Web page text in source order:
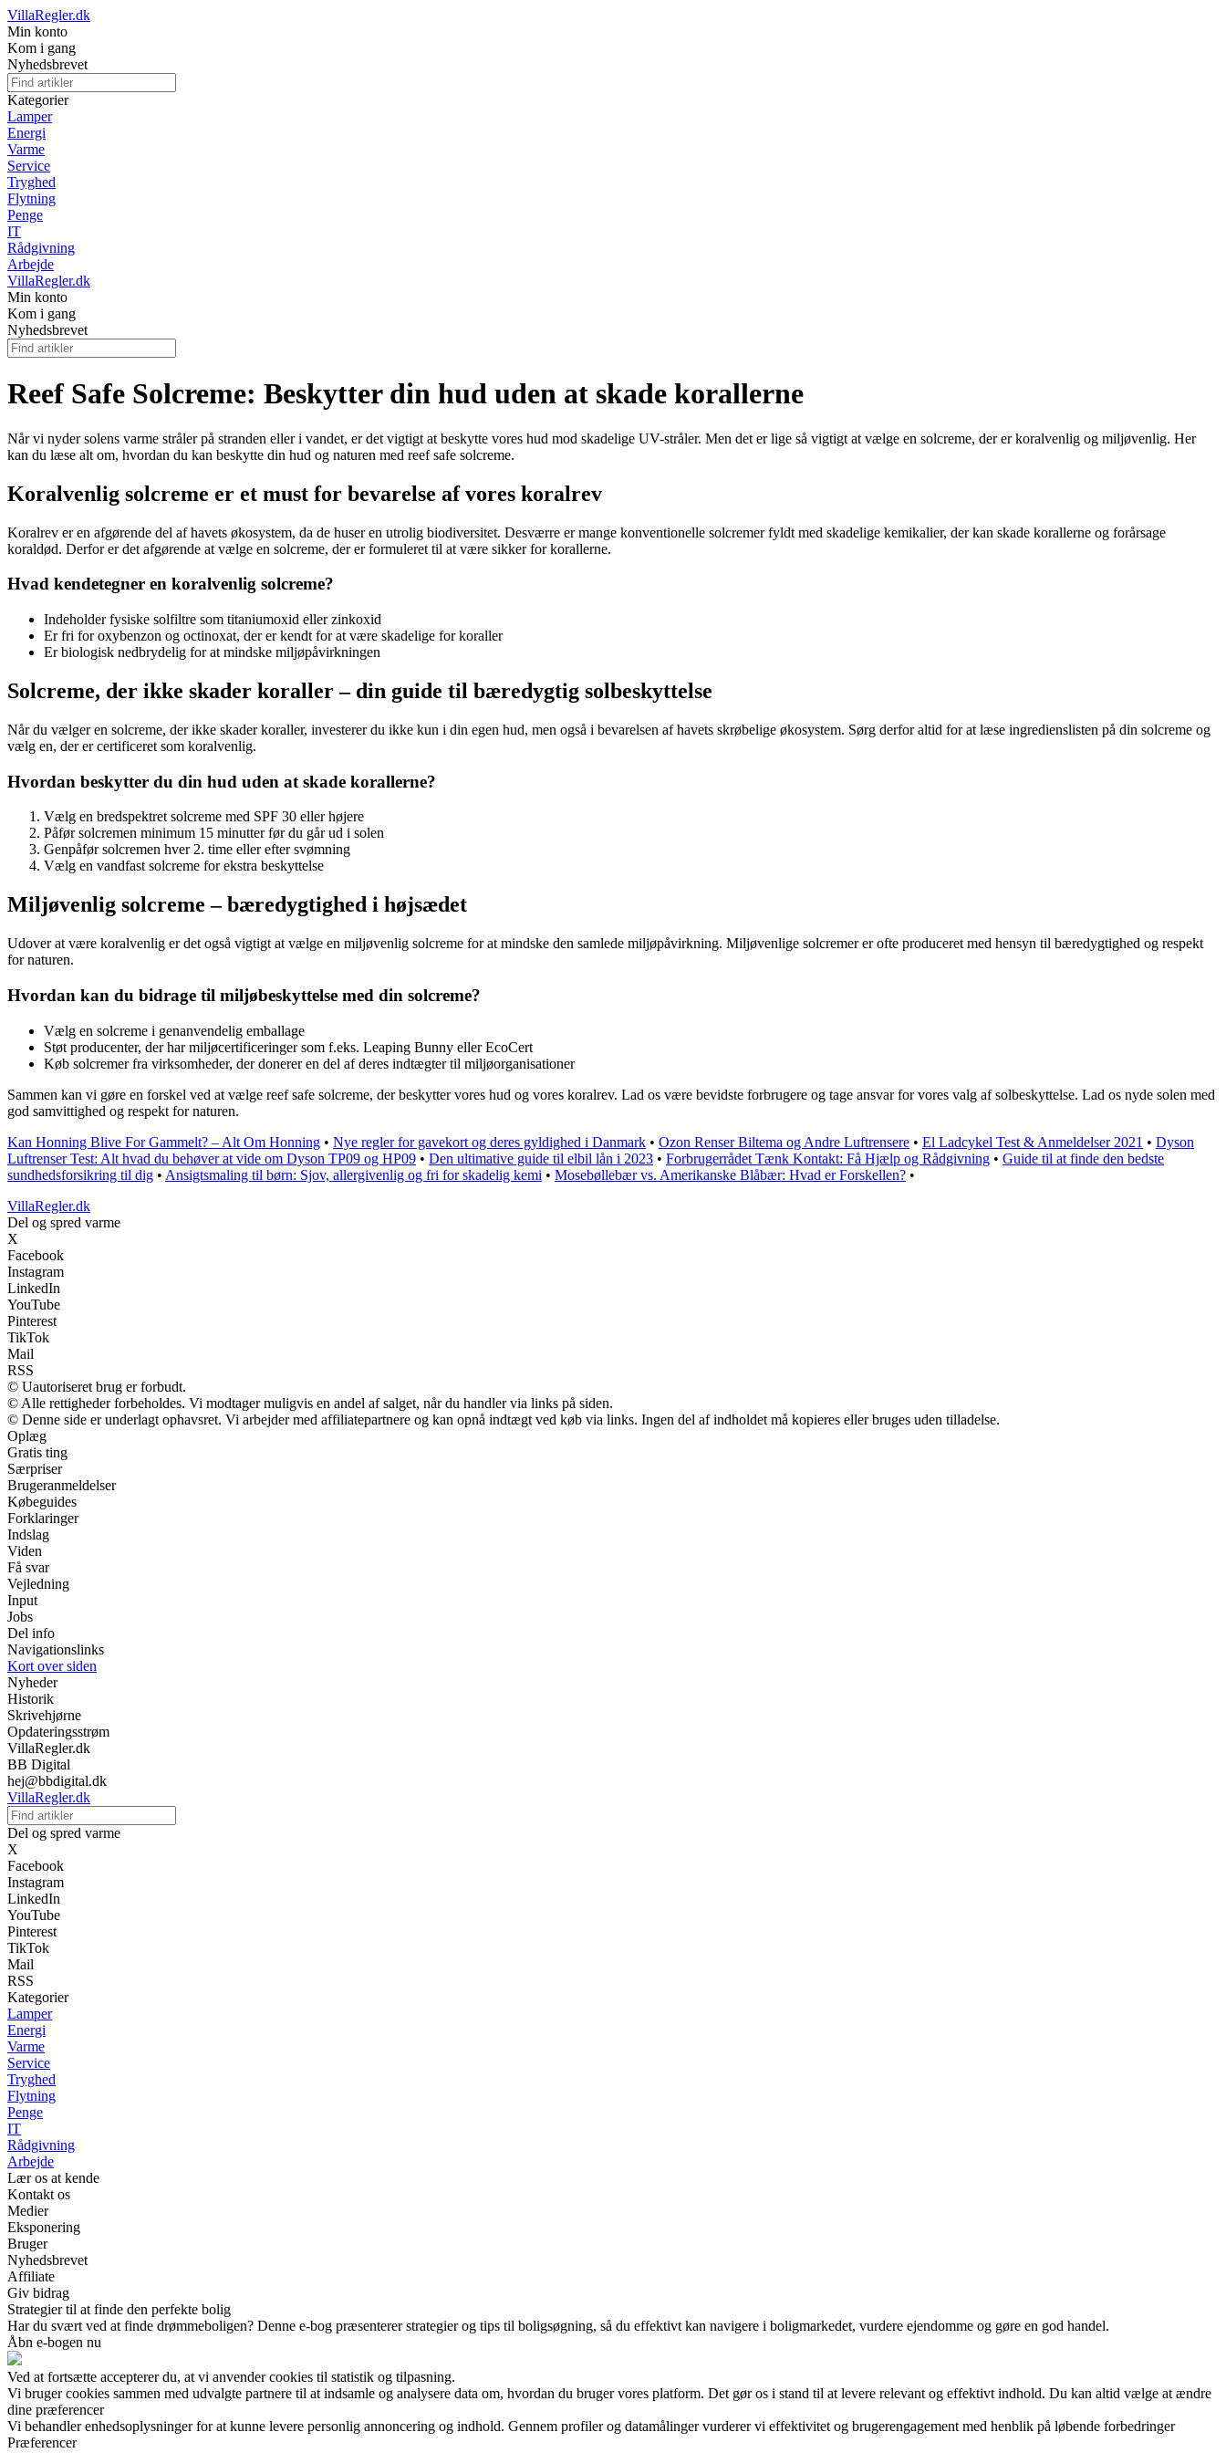
VillaRegler.dk
Min konto
Kom i gang
Nyhedsbrevet
Kategorier
Lamper
Energi
Varme
Service
Tryghed
Flytning
Penge
IT
Rådgivning
Arbejde
VillaRegler.dk
Min konto
Kom i gang
Nyhedsbrevet
Reef Safe Solcreme: Beskytter din hud uden at skade korallerne
Når vi nyder solens varme stråler på stranden eller i vandet, er det vigtigt at beskytte vores hud mod skadelige UV-stråler. Men det er lige så vigtigt at vælge en solcreme, der er koralvenlig og miljøvenlig. Her
kan du læse alt om, hvordan du kan beskytte din hud og naturen med reef safe solcreme.
Koralvenlig solcreme er et must for bevarelse af vores koralrev
Koralrev er en afgørende del af havets økosystem, da de huser en utrolig biodiversitet. Desværre er mange konventionelle solcremer fyldt med skadelige kemikalier, der kan skade korallerne og forårsage
koraldød. Derfor er det afgørende at vælge en solcreme, der er formuleret til at være sikker for korallerne.
Hvad kendetegner en koralvenlig solcreme?
Indeholder fysiske solfiltre som titaniumoxid eller zinkoxid
Er fri for oxybenzon og octinoxat, der er kendt for at være skadelige for koraller
Er biologisk nedbrydelig for at mindske miljøpåvirkningen
Solcreme, der ikke skader koraller – din guide til bæredygtig solbeskyttelse
Når du vælger en solcreme, der ikke skader koraller, investerer du ikke kun i din egen hud, men også i bevarelsen af havets skrøbelige økosystem. Sørg derfor altid for at læse ingredienslisten på din solcreme og
vælg en, der er certificeret som koralvenlig.
Hvordan beskytter du din hud uden at skade korallerne?
Vælg en bredspektret solcreme med SPF 30 eller højere
Påfør solcremen minimum 15 minutter før du går ud i solen
Genpåfør solcremen hver 2. time eller efter svømning
Vælg en vandfast solcreme for ekstra beskyttelse
Miljøvenlig solcreme – bæredygtighed i højsædet
Udover at være koralvenlig er det også vigtigt at vælge en miljøvenlig solcreme for at mindske den samlede miljøpåvirkning. Miljøvenlige solcremer er ofte produceret med hensyn til bæredygtighed og respekt
for naturen.
Hvordan kan du bidrage til miljøbeskyttelse med din solcreme?
Vælg en solcreme i genanvendelig emballage
Støt producenter, der har miljøcertificeringer som f.eks. Leaping Bunny eller EcoCert
Køb solcremer fra virksomheder, der donerer en del af deres indtægter til miljøorganisationer
Sammen kan vi gøre en forskel ved at vælge reef safe solcreme, der beskytter vores hud og vores koralrev. Lad os være bevidste forbrugere og tage ansvar for vores valg af solbeskyttelse. Lad os nyde solen med
god samvittighed og respekt for naturen.
Kan Honning Blive For Gammelt? – Alt Om Honning • Nye regler for gavekort og deres gyldighed i Danmark • Ozon Renser Biltema og Andre Luftrensere • El Ladcykel Test & Anmeldelser 2021 • Dyson
Luftrenser Test: Alt hvad du behøver at vide om Dyson TP09 og HP09 • Den ultimative guide til elbil lån i 2023 • Forbrugerrådet Tænk Kontakt: Få Hjælp og Rådgivning • Guide til at finde den bedste
sundhedsforsikring til dig • Ansigtsmaling til børn: Sjov, allergivenlig og fri for skadelig kemi • Mosebøllebær vs. Amerikanske Blåbær: Hvad er Forskellen? •
VillaRegler.dk
Del og spred varme
X
Facebook
Instagram
LinkedIn
YouTube
Pinterest
TikTok
Mail
RSS
© Uautoriseret brug er forbudt.
© Alle rettigheder forbeholdes. Vi modtager muligvis en andel af salget, når du handler via links på siden.
© Denne side er underlagt ophavsret. Vi arbejder med affiliatepartnere og kan opnå indtægt ved køb via links. Ingen del af indholdet må kopieres eller bruges uden tilladelse.
Oplæg
Gratis ting
Særpriser
Brugeranmeldelser
Købeguides
Forklaringer
Indslag
Viden
Få svar
Vejledning
Input
Jobs
Del info
Navigationslinks
Kort over siden
Nyheder
Historik
Skrivehjørne
Opdateringsstrøm
VillaRegler.dk
BB Digital
hej@bbdigital.dk
VillaRegler.dk
Del og spred varme
X
Facebook
Instagram
LinkedIn
YouTube
Pinterest
TikTok
Mail
RSS
Kategorier
Lamper
Energi
Varme
Service
Tryghed
Flytning
Penge
IT
Rådgivning
Arbejde
Lær os at kende
Kontakt os
Medier
Eksponering
Bruger
Nyhedsbrevet
Affiliate
Giv bidrag
Strategier til at finde den perfekte bolig
Har du svært ved at finde drømmeboligen? Denne e-bog præsenterer strategier og tips til boligsøgning, så du effektivt kan navigere i boligmarkedet, vurdere ejendomme og gøre en god handel.
Åbn e-bogen nu
Ved at fortsætte accepterer du, at vi anvender cookies til statistik og tilpasning.
Vi bruger cookies sammen med udvalgte partnere til at indsamle og analysere data om, hvordan du bruger vores platform. Det gør os i stand til at levere relevant og effektivt indhold. Du kan altid vælge at ændre
dine præferencer
Vi behandler enhedsoplysninger for at kunne levere personlig annoncering og indhold. Gennem profiler og datamålinger vurderer vi effektivitet og brugerengagement med henblik på løbende forbedringer
Præferencer